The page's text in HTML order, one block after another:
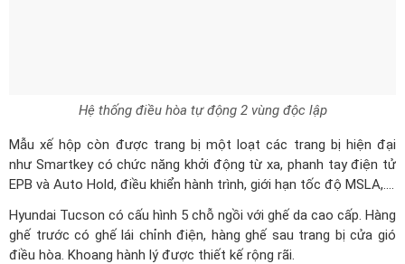
EPB và Auto Hold, điều khiển hành trình, giới hạn tốc độ MSLA,....
Hyundai Tucson có cấu hình 5 chỗ ngồi với ghế da cao cấp. Hàng
ghế trước có ghế lái chỉnh điện, hàng ghế sau trang bị cửa gió
điều hòa. Khoang hành lý được thiết kế rộng rãi.
Hệ thống ghế ngồi làm bằng da cao cấp
Hàng ghế sau rộng rãi